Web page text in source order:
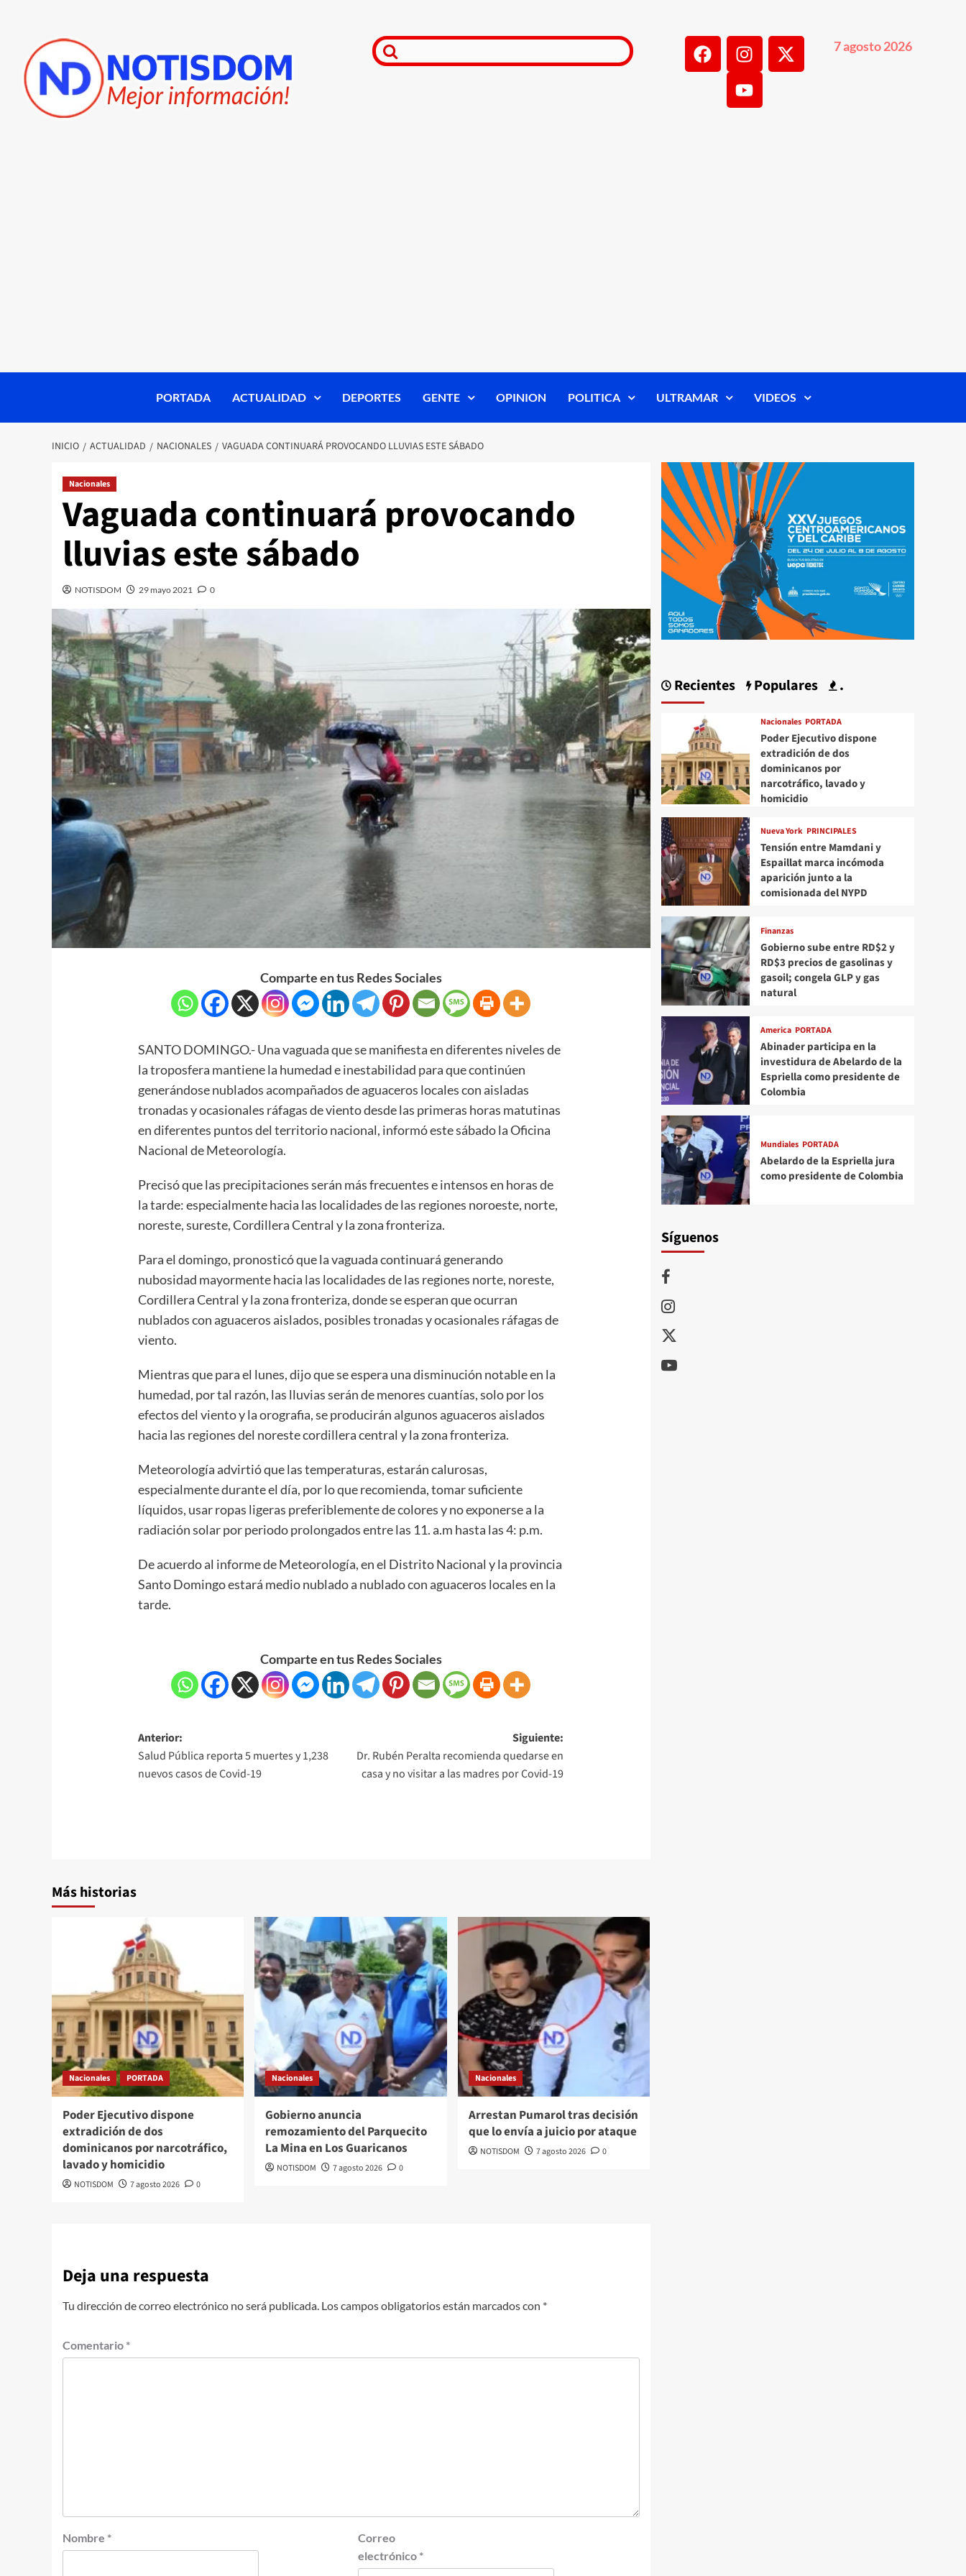
7 agosto 2026
PORTADA ACTUALIDAD DEPORTES GENTE OPINION POLITICA ULTRAMAR VIDEOS
INICIO ACTUALIDAD NACIONALES VAGUADA CONTINUARÁ PROVOCANDO LLUVIAS ESTE SÁBADO
Nacionales
Vaguada continuará provocando
lluvias este sábado
NOTISDOM 29 mayo 2021 0
Comparte en tus Redes Sociales
SANTO DOMINGO.- Una vaguada que se manifiesta en diferentes niveles de
la troposfera mantiene la humedad e inestabilidad para que continúen
generándose nublados acompañados de aguaceros locales con aisladas
tronadas y ocasionales ráfagas de viento desde las primeras horas matutinas
en diferentes puntos del territorio nacional, informó este sábado la Oficina
Nacional de Meteorología.
Precisó que las precipitaciones serán más frecuentes e intensos en horas de
la tarde: especialmente hacia las localidades de las regiones noroeste, norte,
noreste, sureste, Cordillera Central y la zona fronteriza.
Para el domingo, pronosticó que la vaguada continuará generando
nubosidad mayormente hacia las localidades de las regiones norte, noreste,
Cordillera Central y la zona fronteriza, donde se esperan que ocurran
nublados con aguaceros aislados, posibles tronadas y ocasionales ráfagas de
viento.
Mientras que para el lunes, dijo que se espera una disminución notable en la
humedad, por tal razón, las lluvias serán de menores cuantías, solo por los
efectos del viento y la orografia, se producirán algunos aguaceros aislados
hacia las regiones del noreste cordillera central y la zona fronteriza.
Meteorología advirtió que las temperaturas, estarán calurosas,
especialmente durante el día, por lo que recomienda, tomar suficiente
líquidos, usar ropas ligeras preferiblemente de colores y no exponerse a la
radiación solar por periodo prolongados entre las 11. a.m hasta las 4: p.m.
De acuerdo al informe de Meteorología, en el Distrito Nacional y la provincia
Santo Domingo estará medio nublado a nublado con aguaceros locales en la
tarde.
Comparte en tus Redes Sociales
Anterior:
Salud Pública reporta 5 muertes y 1,238
nuevos casos de Covid-19
Siguiente:
Dr. Rubén Peralta recomienda quedarse en
casa y no visitar a las madres por Covid-19
Más historias
Nacionales PORTADA
Poder Ejecutivo dispone
extradición de dos
dominicanos por narcotráfico,
lavado y homicidio
NOTISDOM 7 agosto 2026 0
Nacionales
Gobierno anuncia
remozamiento del Parquecito
La Mina en Los Guaricanos
NOTISDOM 7 agosto 2026 0
Nacionales
Arrestan Pumarol tras decisión
que lo envía a juicio por ataque
NOTISDOM 7 agosto 2026 0
Deja una respuesta
Tu dirección de correo electrónico no será publicada. Los campos obligatorios están marcados con *
Comentario *
Nombre *
Correo
electrónico *
Recientes Populares .
Nacionales PORTADA
Poder Ejecutivo dispone
extradición de dos
dominicanos por
narcotráfico, lavado y
homicidio
Nueva York PRINCIPALES
Tensión entre Mamdani y
Espaillat marca incómoda
aparición junto a la
comisionada del NYPD
Finanzas
Gobierno sube entre RD$2 y
RD$3 precios de gasolinas y
gasoil; congela GLP y gas
natural
America PORTADA
Abinader participa en la
investidura de Abelardo de la
Espriella como presidente de
Colombia
Mundiales PORTADA
Abelardo de la Espriella jura
como presidente de Colombia
Síguenos